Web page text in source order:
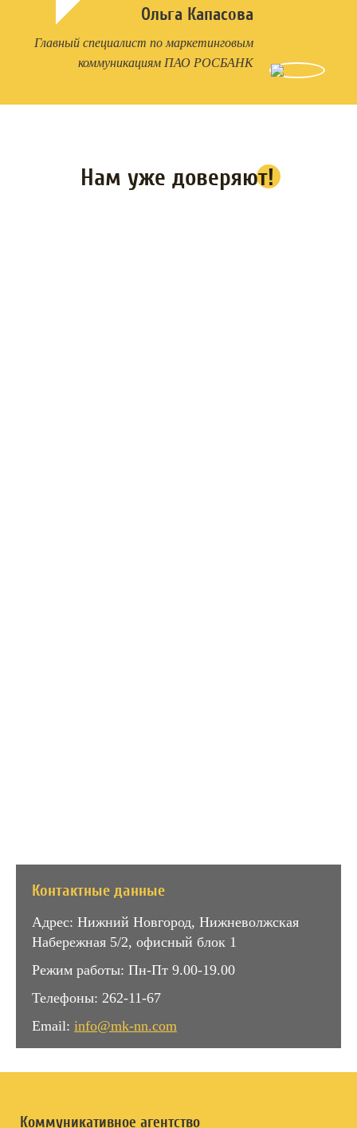
Ольга Капасова
Главный специалист по маркетинговым
коммуникациям ПАО РОСБАНК
Нам уже доверяют!
Контактные данные
Адрес: Нижний Новгород, Нижневолжская
Набережная 5/2, офисный блок 1
Режим работы: Пн-Пт 9.00-19.00
Телефоны: 262-11-67
Email: info@mk-nn.com
Коммуникативное агентство